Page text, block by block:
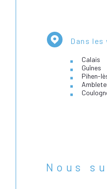
Dans les
Calais
Guînes
Pihen-
Nous